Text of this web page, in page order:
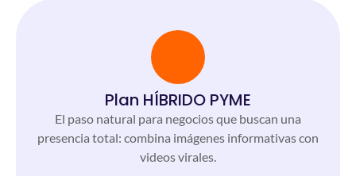
Plan HÍBRIDO PYME
El paso natural para negocios que buscan una
presencia total: combina imágenes informativas con
videos virales.